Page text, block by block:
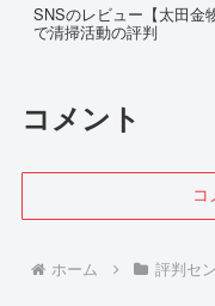
SNSのレビュー【太田金
で清掃活動の評判
コメント
コ
ホーム 評判セ